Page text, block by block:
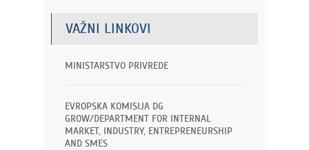
VAŽNI LINKOVI
MINISTARSTVO PRIVREDE
EVROPSKA KOMISIJA DG
GROW/DEPARTMENT FOR INTERNAL
MARKET, INDUSTRY, ENTREPRENEURSHIP
AND SMES